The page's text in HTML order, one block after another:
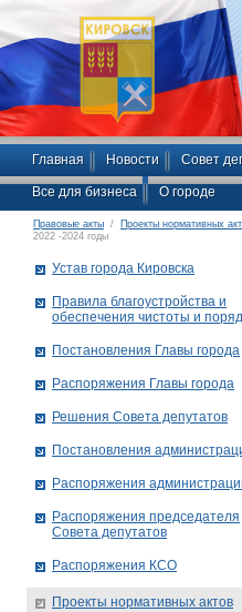
Главная Новости Совет
Все для бизнеса О городе
Правовые акты / Проекты нормативных
2022 -2024 годы
Устав города Кировска
Правила благоустройства и
обеспечения чистоты и
Постановления Главы города
Распоряжения Главы города
Решения Совета депутатов
Постановления
Распоряжения
Распоряжения председателя
Совета депутатов
Распоряжения КСО
Проекты нормативных актов